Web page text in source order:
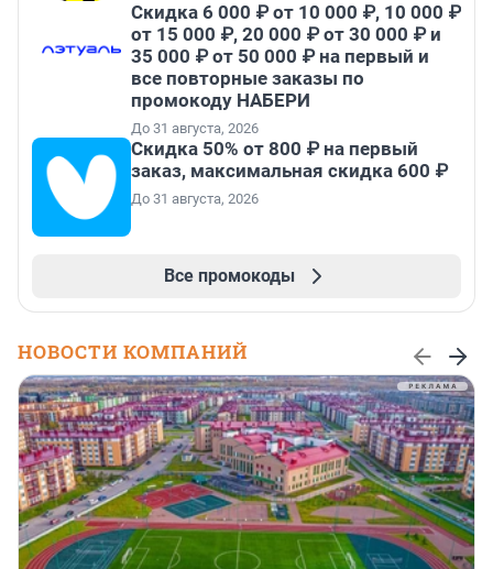
Скидка 6 000 ₽ от 10 000 ₽, 10 000 ₽
от 15 000 ₽, 20 000 ₽ от 30 000 ₽ и
35 000 ₽ от 50 000 ₽ на первый и
все повторные заказы по
промокоду НАБЕРИ
До 31 августа, 2026
Скидка 50% от 800 ₽ на первый
заказ, максимальная скидка 600 ₽
До 31 августа, 2026
Все промокоды
НОВОСТИ КОМПАНИЙ